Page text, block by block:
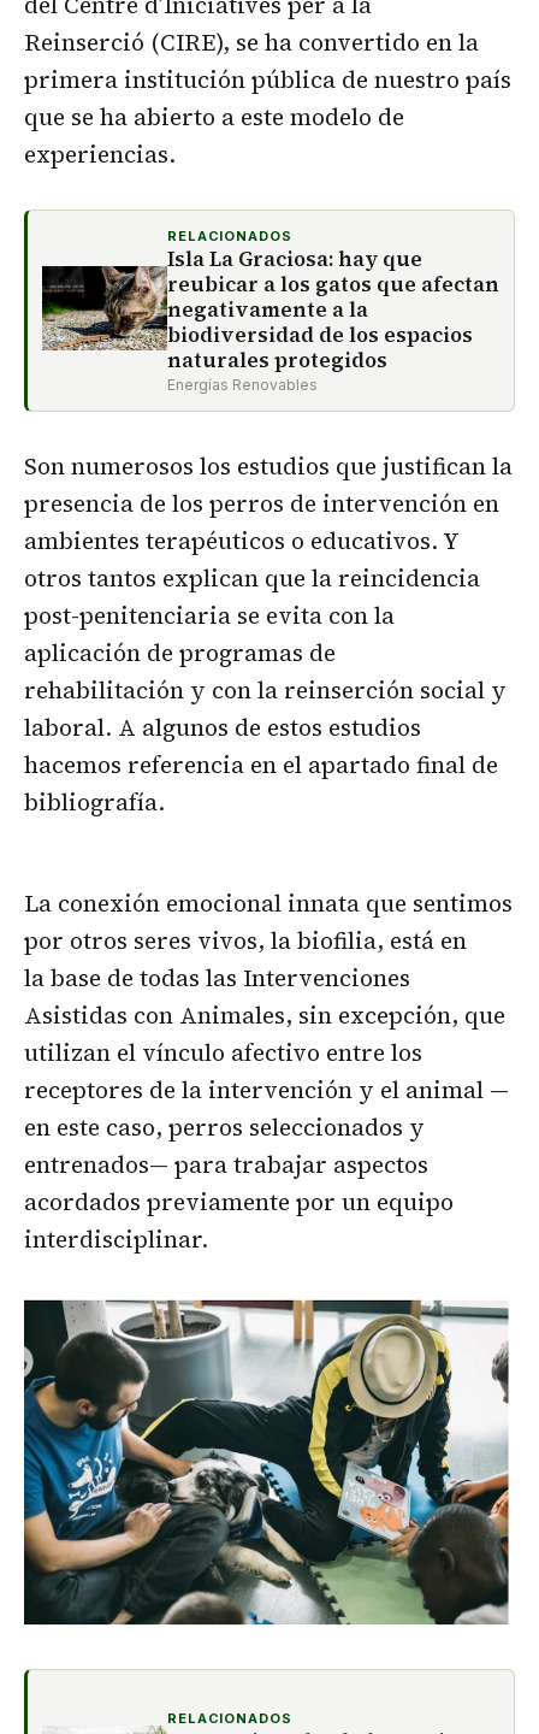
Reinserció (CIRE), se ha convertido en la
primera institución pública de nuestro país
que se ha abierto a este modelo de
experiencias.
RELACIONADOS
Isla La Graciosa: hay que
reubicar a los gatos que afectan
negativamente a la
biodiversidad de los espacios
naturales protegidos
Energías Renovables
Son numerosos los estudios que justifican la
presencia de los perros de intervención en
ambientes terapéuticos o educativos. Y
otros tantos explican que la reincidencia
post-penitenciaria se evita con la
aplicación de programas de
rehabilitación y con la reinserción social y
laboral. A algunos de estos estudios
hacemos referencia en el apartado final de
bibliografía.
La conexión emocional innata que sentimos
por otros seres vivos, la biofilia, está en
la base de todas las Intervenciones
Asistidas con Animales, sin excepción, que
utilizan el vínculo afectivo entre los
receptores de la intervención y el animal —
en este caso, perros seleccionados y
entrenados— para trabajar aspectos
acordados previamente por un equipo
interdisciplinar.
RELACIONADOS